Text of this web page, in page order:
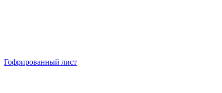
Гофрированный лист